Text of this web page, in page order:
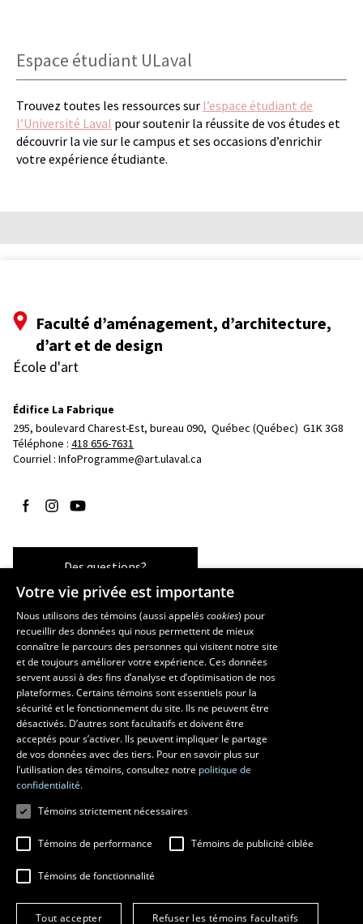
Espace étudiant ULaval
Trouvez toutes les ressources sur l’espace étudiant de
l’Université Laval pour soutenir la réussite de vos études et
découvrir la vie sur le campus et ses occasions d’enrichir
votre expérience étudiante.
Faculté d’aménagement, d’architecture,
d’art et de design
École d'art
Édifice La Fabrique
295, boulevard Charest-Est, bureau 090, Québec (Québec)  G1K 3G8
Téléphone : 418 656-7631
Courriel : InfoProgramme@art.ulaval.ca
Suivez-nous sur Facebook
Suivez-nous sur Instagram
Suivez-nous sur YouTube
Des questions?
Les écoles et la recherche
École supérieure d’aménagement du territoire et de développement
régional
École d’architecture
École de design
Centre de recherche en aménagement et développement
© 2026 Université Laval
Tous droits réservés
Conditions générales d'utilisation
Votre vie privée est importante
Nous utilisons des témoins (aussi appeléscookies) pour
recueillir des données qui nous permettent de mieux
connaître le parcours des personnes qui visitent notre site
et de toujours améliorer votre expérience. Ces données
servent aussi à des fins d’analyse et d’optimisation de nos
plateformes. Certains témoins sont essentiels pour la
sécurité et le fonctionnement du site. Ils ne peuvent être
désactivés. D’autres sont facultatifs et doivent être
acceptés pour s’activer. Ils peuvent impliquer le partage
de vos données avec des tiers. Pour en savoir plus sur
l’utilisation des témoins, consultez notre politique de
confidentialité.
Témoins strictement nécessaires
Témoins de performance Témoins de publicité ciblée
Témoins de fonctionnalité
Tout accepter Refuser les témoins facultatifs